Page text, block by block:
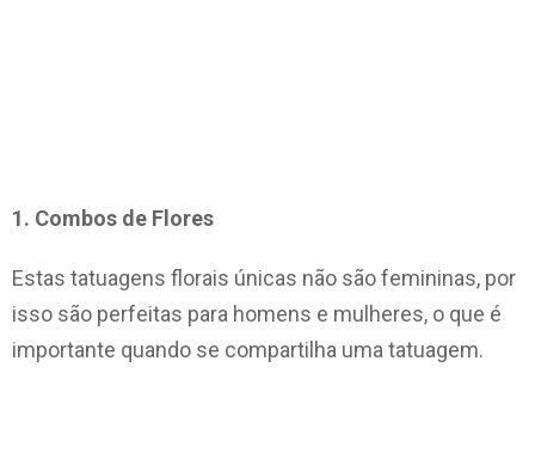
1. Combos de Flores
Estas tatuagens florais únicas não são femininas, por
isso são perfeitas para homens e mulheres, o que é
importante quando se compartilha uma tatuagem.